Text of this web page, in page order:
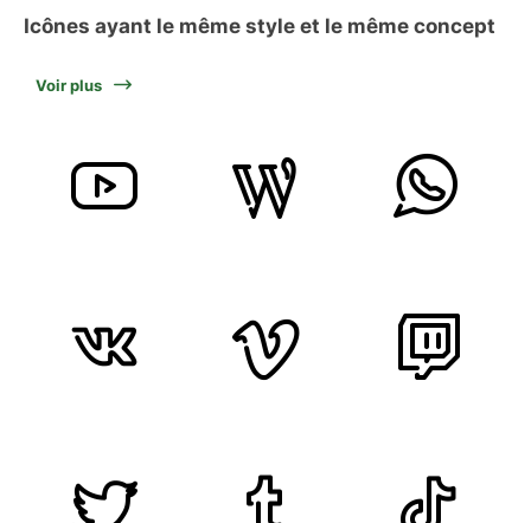
Icônes ayant le même style et le même concept
Voir plus